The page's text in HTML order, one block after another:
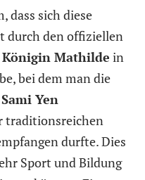
dass sich diese
durch den offiziellen
Mathilde in
bei dem man die
Yen
traditionsreichen
durfte. Dies
Sport und Bildung